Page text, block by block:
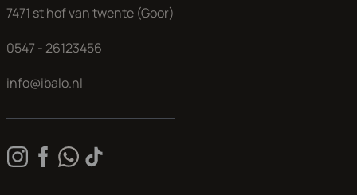
7471 st hof van twente (Goor)
0547 - 26123456
info@ibalo.nl